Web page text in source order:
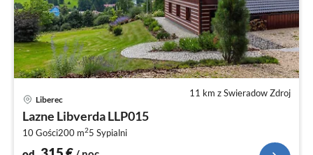
11 km z Swieradow Zdroj
Liberec
Lazne Libverda LLP015
10 Gości200 m25 Sypialni